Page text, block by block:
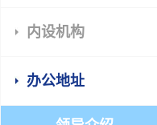
内设机构
办公地址